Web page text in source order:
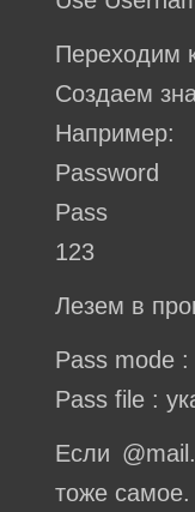
Переходим
Создаем
Например:
Password
Pass
123
Лезем в
Pass mode
Pass file :
Если
тоже самое.